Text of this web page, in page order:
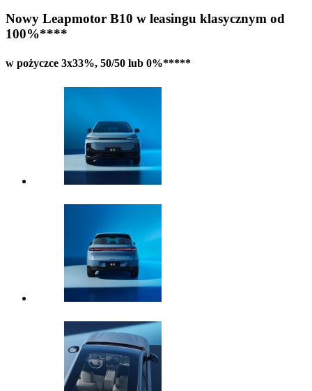
Nowy Leapmotor B10 w leasingu klasycznym od
100%****
w pożyczce 3x33%, 50/50 lub 0%*****